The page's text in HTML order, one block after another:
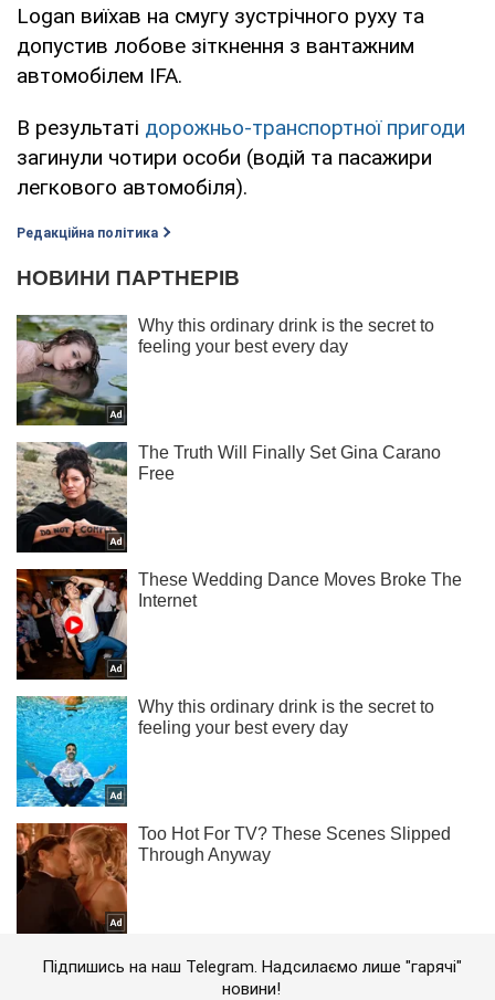
Logan виїхав на смугу зустрічного руху та
допустив лобове зіткнення з вантажним
автомобілем IFA.
В результаті дорожньо-транспортної пригоди
загинули чотири особи (водій та пасажири
легкового автомобіля).
Редакційна політика
Підпишись на наш Telegram. Надсилаємо лише "гарячі"
новини!